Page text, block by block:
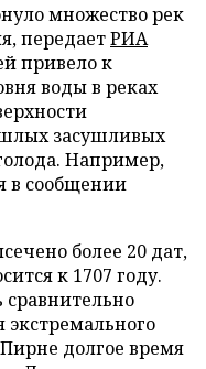
множество рек
передаетРИА
привело к
воды в реках
засушливых
Например,
в сообщении
более 20 дат,
к 1707 году.
сравнительно
экстремального
долгое время